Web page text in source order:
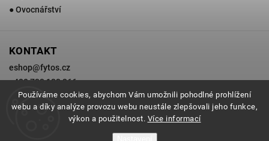
Používáme cookies, abychom Vám umožnili pohodlné prohlížení
webu a díky analýze provozu webu neustále zlepšovali jeho funkce,
výkon a použitelnost. Více informací
● Ovocnářství
KONTAKT
eshop@fytos.cz
+420 733 133 366
Zahradnictví Fytos. Všechna práva vyhrazena.